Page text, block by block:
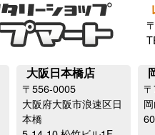
大阪日本橋店
〒556-0005
大阪府大阪市浪速区日
本橋